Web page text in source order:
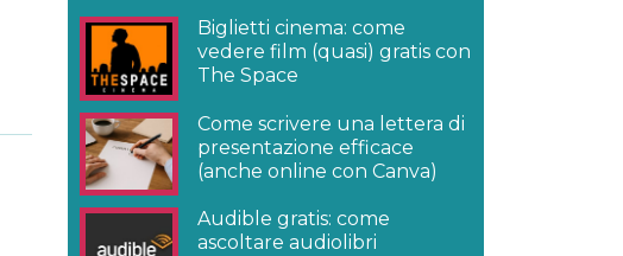
Biglietti cinema: come
vedere film (quasi) gratis con
The Space
Come scrivere una lettera di
presentazione efficace
(anche online con Canva)
Audible gratis: come
ascoltare audiolibri